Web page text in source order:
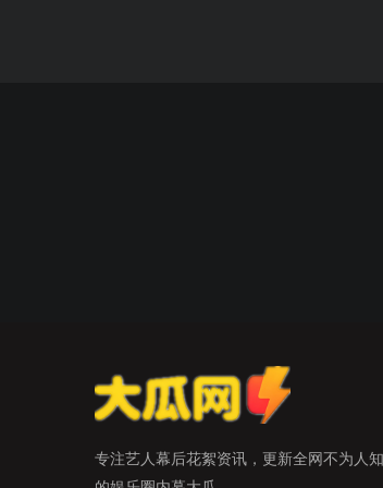
专注艺人幕后花絮资讯，更新全网不为人知